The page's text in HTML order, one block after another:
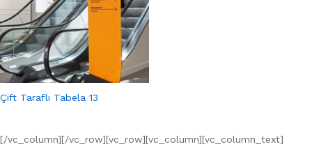
Çift Taraflı Tabela 13
[/vc_column][/vc_row][vc_row][vc_column][vc_column_text]